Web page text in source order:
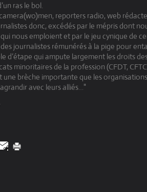
ras le bol.
reporters radio, web
donc, excédés par le mépris dont
nous emploient et par le jeu cynique de
journalistes rémunérés à la pige pour
d’étape qui ampute largement les droits
minoritaires de la profession (CFDT,
brèche importante que les organisations
avec leurs alliés…"